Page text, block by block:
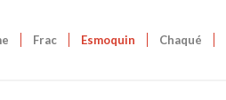
Frac Esmoquin Chaqué